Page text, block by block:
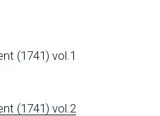
(1741) vol.1
(1741) vol.2